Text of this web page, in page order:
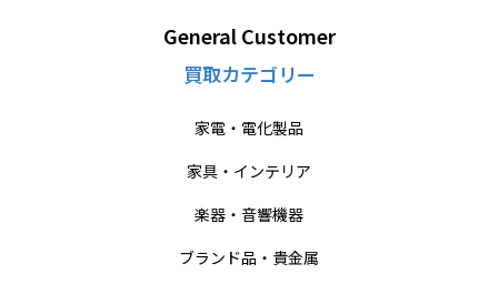
General Customer
買取カテゴリー
家電・電化製品
家具・インテリア
楽器・音響機器
ブランド品・貴金属